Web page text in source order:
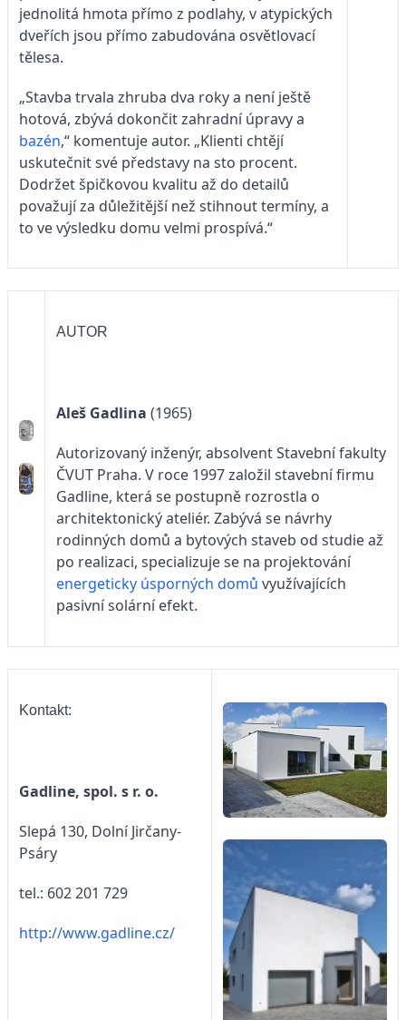
jednolitá hmota přímo z podlahy, v atypických
dveřích jsou přímo zabudována osvětlovací
tělesa.
„Stavba trvala zhruba dva roky a není ještě
hotová, zbývá dokončit zahradní úpravy a
bazén,“ komentuje autor. „Klienti chtějí
uskutečnit své představy na sto procent.
Dodržet špičkovou kvalitu až do detailů
považují za důležitější než stihnout termíny, a
to ve výsledku domu velmi prospívá.“
AUTOR
Aleš Gadlina (1965)
Autorizovaný inženýr, absolvent Stavební fakulty
ČVUT Praha. V roce 1997 založil stavební firmu
Gadline, která se postupně rozrostla o
architektonický ateliér. Zabývá se návrhy
rodinných domů a bytových staveb od studie až
po realizaci, specializuje se na projektování
energeticky úsporných domů využívajících
pasivní solární efekt.
Kontakt:
Gadline, spol. s r. o.
Slepá 130, Dolní Jirčany-
Psáry
tel.: 602 201 729
http://www.gadline.cz/